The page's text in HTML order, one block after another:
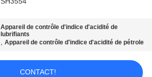
Appareil de contrôle d'indice d'acidité de
lubrifiants
,Appareil de contrôle d'indice d'acidité de pétrole
CONTACT!